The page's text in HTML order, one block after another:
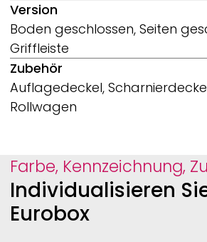
Version
Boden geschlossen, Seiten
Griffleiste
Zubehör
Auflagedeckel,
Rollwagen
Farbe, Kennzeichnung,
Individualisieren
Eurobox